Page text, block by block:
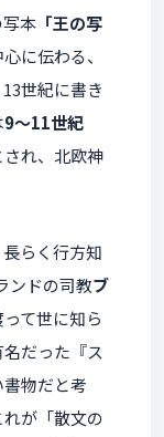
写本 「王の写
に伝わる、
世紀に書き
9〜11世紀
れ、北欧神
らく行方知
ンドの司教ブ
て世に知ら
だった『ス
物だと考
が「散文の